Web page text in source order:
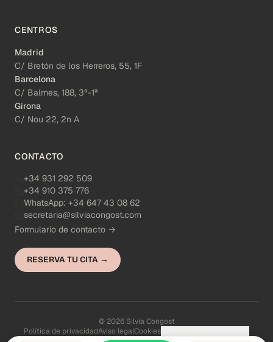
CENTROS
Madrid
C/ Bretón de los Herreros, 55, 1F
Barcelona
C/ Balmes, 188, 3º-1ª
Girona
C/ Nou 22, 2n A
CONTACTO
+34 931 292 509
+34 910 375 776
WhatsApp: +34 647 43 08 62
secretaria@silviacongost.com
Formulario de contacto →
RESERVA TU CITA →
© 2026 Silvia Congost
Política de privacidadAviso legalCookies